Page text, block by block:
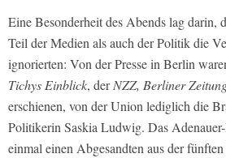
Eine Besonderheit des Abends lag darin,
Teil der Medien als auch der Politik die
ignorierten: Von der Presse in Berlin
Tichys Einblick, derNZZ, Berliner
erschienen, von der Union lediglich die
Politikerin Saskia Ludwig. Das
einmal einen Abgesandten aus der